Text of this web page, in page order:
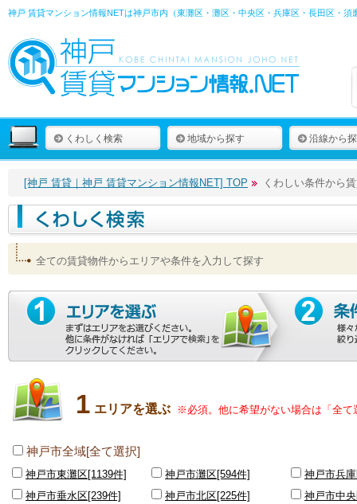
神戸 賃貸マンション情報NETは神戸市内（東灘区・灘区・中央区・兵庫区・長田区・
くわしく検索 地域から探す 沿線から
[神戸 賃貸｜神戸 賃貸マンション情報NET] TOP くわしい条件から
全ての賃貸物件からエリアや条件を入力して探す
1 エリアを選ぶ ※必須。他に希望がない場合は「全て
神戸市全域[全て選択]
神戸市東灘区[1139件] 神戸市灘区[594件]
神戸市兵
神戸市垂水区[239件]
神戸市北区[225件] 神戸市中